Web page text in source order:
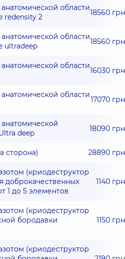
области
redensity 2
18560 грн
области
ultradeep
18560 грн
области
16030 грн
области
17070 грн
deep
18090 грн
сторона) 28890 грн
(криодеструктор
доброкачественных
1 до 5 элементов
1140 грн
(криодеструктор
бородавки
1150 грн
(криодеструктор